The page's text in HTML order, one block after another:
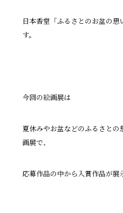
日本香堂「ふるさとのお盆の思
す。
今回の絵画展は
夏休みやお盆などのふるさと
画展で、
応募作品の中から入賞作品が展